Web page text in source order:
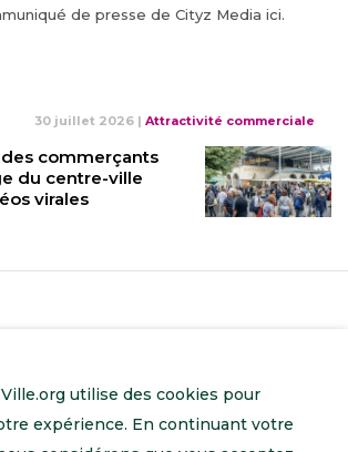
de presse de Cityz Media ici.
30 juillet 2026 | Attractivité commerciale
commerçants
du centre-ville
virales
utilise des cookies pour
expérience. En continuant votre